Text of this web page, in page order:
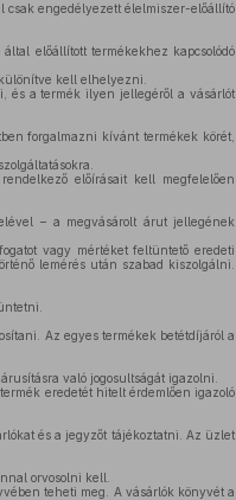
engedélyezett élelmiszer-előállító
előállított termékekhez kapcsolódó
kell elhelyezni.
és a termék ilyen jellegéről a vásárlót
forgalmazni kívánt termékek körét,
előírásait kell megfelelően
– a megvásárolt árut jellegének
vagy mértéket feltüntető eredeti
lemérés után szabad kiszolgálni.
Az egyes termékek betétdíjáról a
való jogosultságát igazolni.
eredetét hitelt érdemlően igazoló
és a jegyzőt tájékoztatni. Az üzlet
orvosolni kell.
teheti meg. A vásárlók könyvét a